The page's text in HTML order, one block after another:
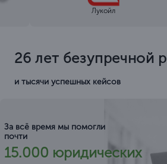
Лукойл
26 лет безупречной
и тысячи успешных кейсов
За всё время мы помогли
почти
15.000 юридических